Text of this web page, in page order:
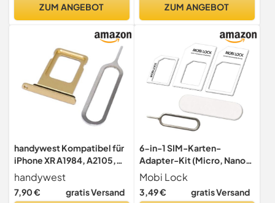
ZUM ANGEBOT
Karten Entferner für
ZUM ANGEBOT
handywest Kompatibel für
iPhone XR A1984, A2105,
A2106 SIM Karten SIM-Fach
Halterung Tray mit Pin Nadel
Gold
handywest
7,90 € gratis Versand
6-in-1 SIM-Karten-
Adapter-Kit (Micro, Nano,
Standard) - Kompatibel mit
iPhones (17, 16, 15, 14, 13, X
Pro), Allen Android-
Mobi Lock
3,49 € gratis Versand